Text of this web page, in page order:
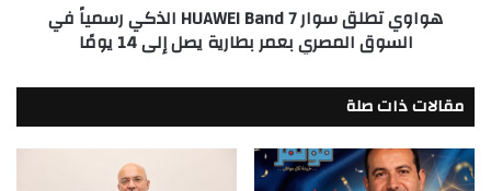
السوق
بطارية
يصل
إلى
14
يومًا
هواوي تطلق سوار HUAWEI Band 7 الذكي رسمياً في
السوق المصري بعمر بطارية يصل إلى 14 يومًا
مقالات ذات صلة